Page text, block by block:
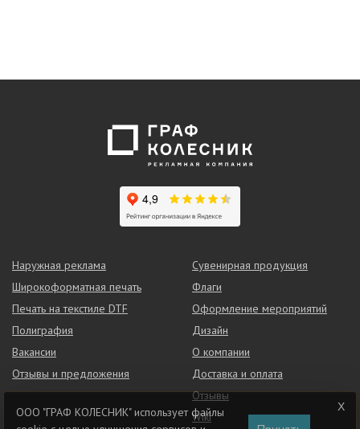
Наружная реклама
Широкоформатная печать
Печать на текстиле DTF
Полиграфия
Сувенирная продукция
Флаги
Оформление мероприятий
Дизайн
Вакансии
Отзывы и предложения
О компании
Доставка и оплата
Отзывы
Wiki
ООО "ГРАФ КОЛЕСНИК" использует файлы